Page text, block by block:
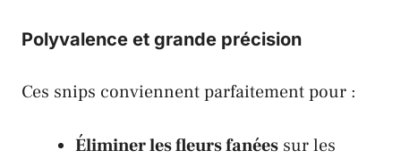
Polyvalence et grande précision
Ces snips conviennent parfaitement pour :
Éliminer les fleurs fanées sur les